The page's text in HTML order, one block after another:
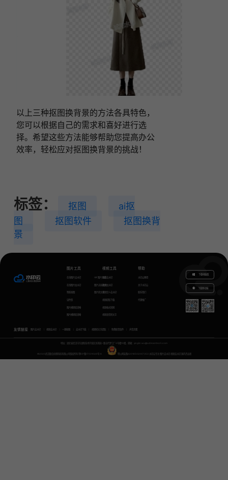
以上三种抠图换背景的方法各具特色，
您可以根据自己的需求和喜好进行选
择。希望这些方法能够帮助您提高办公
效率，轻松应对抠图换背景的挑战！
标签： 抠图
ai抠
图
抠图软件
抠图换背
景
图片工具
在线图片去水印
在线图片加水印
智能抠图
证件照
图片模糊变清晰
图片模糊变清晰
GIF图片生成
图片无损放大
图片转文字
视频工具
视频去水印
视频加水印
视频怎么去水印
视频提取下载
视频格式转换
视频语音转文字
帮助
水印云教程
关于水印云
联系我们
代理推广
下载电脑版
下载移动端
友情链接 图片去水印 视频去水印 一键抠图 去水印下载 视频转文字提取 免费配音软件 声音克隆
地址：湖北省武汉市东湖新技术开发区关南园一路当代梦工厂4号楼10楼，邮箱：yinglin.wu@udreamtech.com
©2020武汉联合创想科技有限公司版权所有 鄂ICP备17031026号-8 鄂公网安备42018502007353 水印云专注 图片去水印 视频去水印 国内杰出者